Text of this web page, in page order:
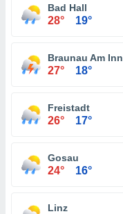
Bad Hall
28° 19°
Braunau Am Inn
27° 18°
Freistadt
26° 17°
Gosau
24° 16°
Linz